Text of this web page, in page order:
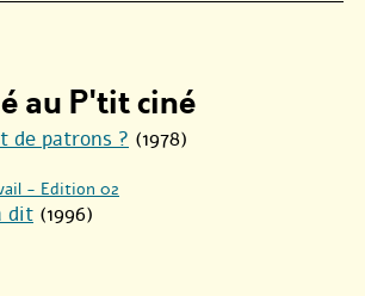
au P'tit ciné
de patrons ? (1978)
- Edition 02
dit (1996)